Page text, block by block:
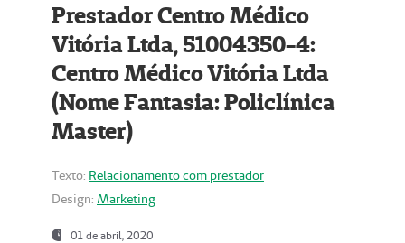
Prestador Centro Médico
Vitória Ltda, 51004350-4:
Centro Médico Vitória Ltda
(Nome Fantasia: Policlínica
Master)
Texto: Relacionamento com prestador
Design: Marketing
01 de abril, 2020